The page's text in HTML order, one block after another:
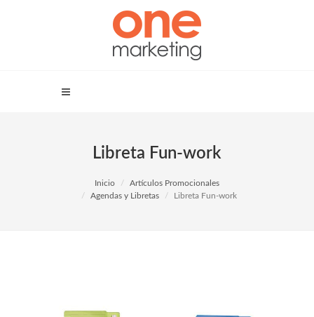
Libreta Fun-work
Inicio
Artículos Promocionales
Agendas y Libretas
Libreta Fun-work